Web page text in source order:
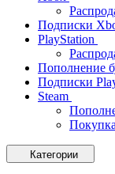
Подписки
PlayStation
Пополнение
Подписки
Steam
Категории